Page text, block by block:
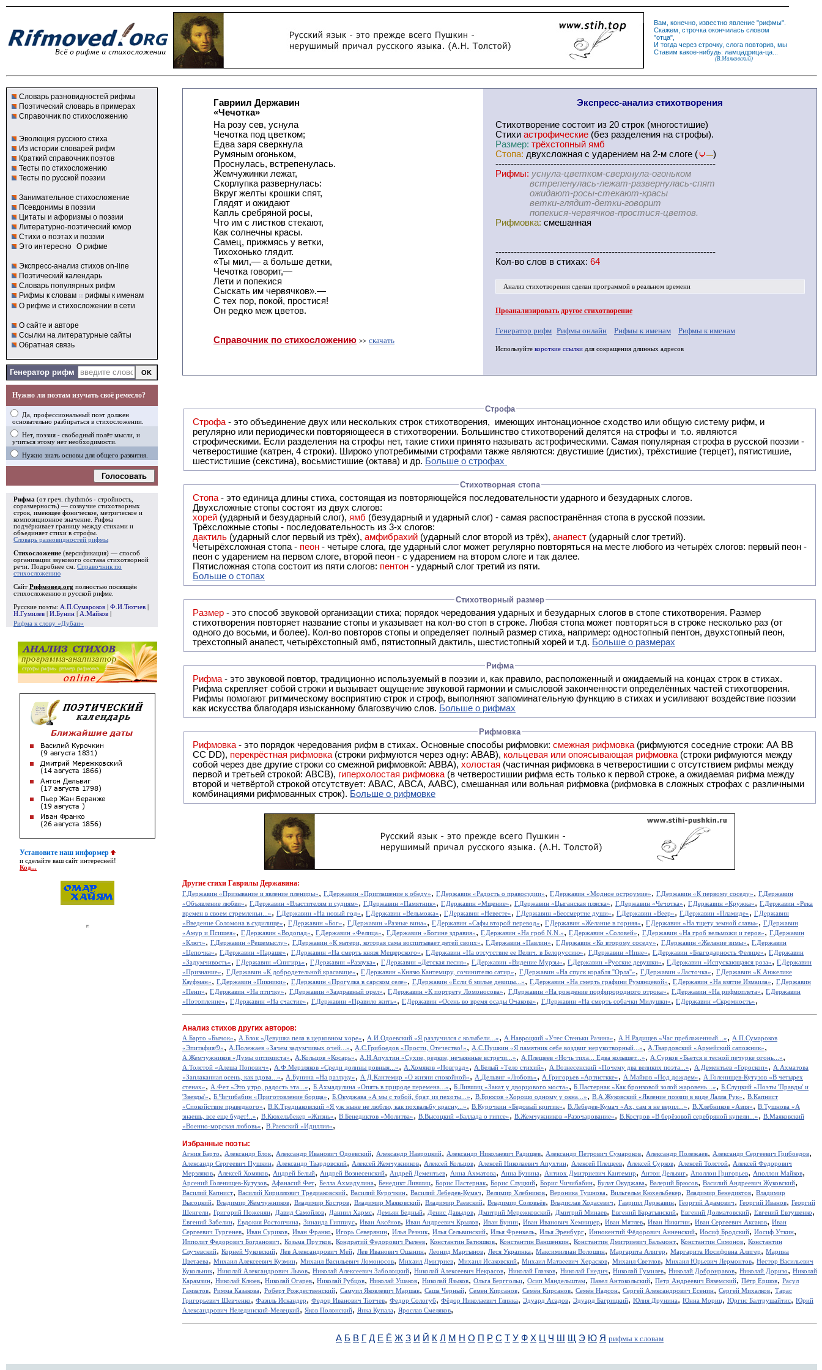
Вам, конечно, известно явление "рифмы".
Скажем, строчка окончилась словом
"отца",
И тогда через строчку, слога повторив, мы
Ставим какое-нибудь: ламцадрица-ца...
(В.Маяковский)
Словарь разновидностей рифмы
Поэтический словарь в примерах
Справочник по стихосложению
Эволюция русского стиха
Из истории словарей рифм
Краткий справочник поэтов
Тесты по стихосложению
Тесты по русской поэзии
Занимательное стихосложение
Псевдонимы в поэзии
Цитаты и афоризмы о поэзии
Литературно-поэтический юмор
Стихи о поэтах и поэзии
Это интересно О рифме
Экспресс-анализ стихов on-line
Поэтический календарь
Словарь популярных рифм
Рифмы к словам и рифмы к именам
О рифме и стихосложении в сети
О сайте и авторе
Ссылки на литературные сайты
Обратная связь
Генератор рифм
Нужно ли поэтам изучать своё ремесло?
Да, профессиональный поэт должен
основательно разбираться в стихосложении.
Нет, поэзия - свободный полёт мысли, и
учиться этому нет необходимости.
Нужно знать основы для общего развития.
Голосовать
Рифма (от греч. rhythmós - стройность,
соразмерность) — созвучие стихотворных
строк, имеющее фоническое, метрическое и
композиционное значение. Рифма
подчёркивает границу между стихами и
объединяет стихи в строфы
Словарь разновидностей рифмы
Стихосложение (версификация) — способ
организации звукового состава стихотворной
речи. Подробнее см. Справочник по
стихосложению
Сайт Рифмовед.org полностью посвящён
стихосложению и русской рифме.
Русские поэты: А.П.Сумароков Ф.И.Тютчев
Н.Гумилев
И.Бунин А.Майков
Рифма к слову «Дубаи»
Установите наш информер
и сделайте ваш сайт интересней!
Код...
Гавриил Державин
«Чечотка»
На розу сев, уснула
Чечотка под цветком;
Едва заря сверкнула
Румяным огоньком,
Проснулась, встрепенулась.
Жемчужинки лежат,
Скорлупка развернулась:
Вкруг желты крошки спят,
Глядят и ожидают
Капль сребряной росы,
Что им с листков стекают,
Как солнечны красы.
Самец, прижмясь у ветки,
Тихохонько глядит.
«Ты мил,— а больше детки,
Чечотка говорит,—
Лети и попекися
Сыскать им червячков».—
С тех пор, покой, простися!
Он редко меж цветов.
Справочник по стихосложению >> скачать
Экспресс-анализ стихотворения
Cтихотворение состоит из 20 строк (многостишие)
Стихи астрофические (без разделения на строфы).
Размер: трёхстопный ямб
Стопа: двухсложная с ударением на 2-м слоге ( —)
------------------------------------------------------------------------
Рифмы: уснула-цветком-сверкнула-огоньком
встрепенулась-лежат-развернулась-спят
ожидают-росы-стекают-красы
ветки-глядит-детки-говорит
попекися-червячков-простися-цветов.
Рифмовка: смешанная
------------------------------------------------------------------------
Кол-во слов в стихах: 64
Анализ стихотворениясделан программой в реальном времени
Проанализировать другое стихотворение
Генератор рифм Рифмы онлайн Рифмы к именам Рифмы к именам
Используйте короткие ссылки для сокращения длинных адресов
Строфа
Строфа - это объединение двух или нескольких строк стихотворения, имеющих интонационное сходство или общую систему рифм, и
регулярно или периодически повторяющееся в стихотворении. Большинство стихотворений делятся на строфы и т.о. являются
строфическими. Если разделения на строфы нет, такие стихи принято называть астрофическими. Самая популярная строфа в русской поэзии -
четверостишие (катрен, 4 строки). Широко употребимыми строфами также являются: двустишие (дистих), трёхстишие (терцет), пятистишие,
шестистишие (секстина), восьмистишие (октава) и др. Больше о строфах
Стихотворная стопа
Стопа - это единица длины стиха, состоящая из повторяющейся последовательности ударного и безударных слогов.
Двухсложные стопы состоят из двух слогов:
хорей (ударный и безударный слог), ямб (безударный и ударный слог) - самая распостранённая стопа в русской поэзии.
Трёхсложные стопы - последовательность из 3-х слогов:
дактиль (ударный слог первый из трёх), амфибрахий (ударный слог второй из трёх), анапест (ударный слог третий).
Четырёхсложная стопа - пеон - четыре слога, где ударный слог может регулярно повторяться на месте любого из четырёх слогов: первый пеон -
пеон с ударением на первом слоге, второй пеон - с ударением на втором слоге и так далее.
Пятисложная стопа состоит из пяти слогов: пентон - ударный слог третий из пяти.
Больше о стопах
Стихотворный размер
Размер - это способ звуковой организации стиха; порядок чередования ударных и безударных слогов в стопе стихотворения. Размер
стихотворения повторяет название стопы и указывает на кол-во стоп в строке. Любая стопа может повторяться в строке несколько раз (от
одного до восьми, и более). Кол-во повторов стопы и определяет полный размер стиха, например: одностопный пентон, двухстопный пеон,
трехстопный анапест, четырёхстопный ямб, пятистопный дактиль, шестистопный хорей и т.д. Больше о размерах
Рифма
Рифма
- это звуковой повтор, традиционно используемый в поэзии и, как правило, расположенный и ожидаемый на концах строк в стихах.
Рифма скрепляет собой строки и вызывает ощущение звуковой гармонии и смысловой законченности определённых частей стихотворения.
Рифмы помогают ритмическому восприятию строк и строф, выполняют запоминательную функцию в стихах и усиливают воздействие поэзии
как искусства благодаря изысканному благозвучию слов. Больше о рифмах
Рифмовка
Рифмовка - это порядок чередования рифм в стихах. Основные способы рифмовки: смежная рифмовка (рифмуются соседние строки: AA ВВ
СС DD), перекрёстная рифмовка (строки рифмуются через одну: ABAB), кольцевая или опоясывающая рифмовка (строки рифмуются между
собой через две другие строки со смежной рифмовкой: ABBA), холостая (частичная рифмовка в четверостишии с отсутствием рифмы между
первой и третьей строкой: АBCB), гиперхолостая рифмовка (в четверостишии рифма есть только к первой строке, а ожидаемая рифма между
второй и четвёртой строкой отсутствует: ABAC, ABCA, AABC), смешанная или вольная рифмовка (рифмовка в сложных строфах с различными
комбинациями рифмованных строк). Больше о рифмовке
Другие стихи Гаврилы Державина:
Г.Державин «Призывание и явление плениры», Г.Державин «Приглашение к обеду», Г.Державин «Радость о правосудии», Г.Державин «Модное остроумие», Г.Державин «К первому соседу», Г.Державин
«Объявление любви», Г.Державин «Властителям и судиям», Г.Державин «Памятник», Г.Державин «Мщение», Г.Державин «Цыганская пляска», Г.Державин «Чечотка», Г.Державин «Кружка», Г.Державин «Река
времен в своем стремленьи...», Г.Державин «На новый год», Г.Державин «Вельможа», Г.Державин «Невесте», Г.Державин «Бессмертие души», Г.Державин «Веер», Г.Державин «Пламиде», Г.Державин
«Введение Соломона в судилище», Г.Державин «Бог», Г.Державин «Разные вина», Г.Державин «Сафы второй перевод», Г.Державин «Желание в горняя», Г.Державин «На тщету земной славы», Г.Державин
«Амур и Псишея», Г.Державин «Водопад», Г.Державин «Фелица», Г.Державин «Богине здравия», Г.Державин «На гроб N.N.», Г.Державин «Соловей», Г.Державин «На гроб вельможи и героя», Г.Державин
«Ключ», Г.Державин «Решемыслу», Г.Державин «К матери, которая сама воспитывает детей своих», Г.Державин «Павлин», Г.Державин «Ко второму соседу», Г.Державин «Желание зимы», Г.Державин
«Цепочка», Г.Державин «Параше», Г.Державин «На смерть князя Мещерского», Г.Державин «На отсутствие ее Велич. в Белоруссию», Г.Державин «Нине», Г.Державин «Благодарность Фелице», Г.Державин
«Задумчивость», Г.Державин «Снигирь», Г.Державин «Разлука», Г.Державин «Детская песня», Г.Державин «Видение Мурзы», Г.Державин «Русские девушки», Г.Державин «Испускающаяся роза», Г.Державин
«Признание», Г.Державин «К добродетельной красавице», Г.Державин «Князю Кантемиру, сочинителю сатир», Г.Державин «На спуск корабля ''Орла''», Г.Державин «Ласточка», Г.Державин «К Анжелике
Кауфман», Г.Державин «Пикники», Г.Державин «Прогулка в сарском селе», Г.Державин «Если б милые девицы...», Г.Державин «На смерть графини Румянцевой», Г.Державин «На взятие Измаила», Г.Державин
«Пени», Г.Державин «На птичку», Г.Державин «Заздравный орел», Г.Державин «К портрету Ломоносова», Г.Державин «На рождение порфирородного отрока», Г.Державин «На рифмоплета», Г.Державин
«Потопление», Г.Державин «На счастие», Г.Державин «Правило жить», Г.Державин «Осень во время осады Очакова», Г.Державин «На смерть собачки Милушки», Г.Державин «Скромность»,
Анализ стихов других авторов:
А.Барто «Бычок», А.Блок «Девушка пела в церковном хоре», А.И.Одоевский «Я разлучился с колыбели...», А.Навроцкий «Утес Cтеньки Разина», А.Н.Радищев «Час преблаженный...», А.П.Сумароков
«Эпитафия/9», А.Полежаев «Зачем задумчивых очей...», А.С.Грибоедов «Прости, Отечество!», А.С.Пушкин «Я памятник себе воздвиг нерукотворный...», А.Твардовский «Армейский сапожник»,
А.Жемчужников «Думы оптимиста», А.Кольцов «Косарь», А.Н.Апухтин «Сухие, редкие, нечаянные встречи...», А.Плещеев «Ночь тиха... Едва колышет...», А.Сурков «Бьется в тесной печурке огонь...»,
А.Толстой «Алеша Попович», А.Ф.Мерзляков «Среди долины ровныя...», А.Хомяков «Новград», А.Белый «Тело стихий», А.Вознесенский «Почему два великих поэта...», А.Дементьев «Гороскоп», А.Ахматова
«Заплаканная осень, как вдова...», А.Бунина «На разлуку», А.Д.Кантемир «О жизни спокойной», А.Дельвиг «Любовь», А.Григорьев «Артисткке», А.Майков «Под дождем», А.Голенищев-Кутузов «В четырех
стенах», А.Фет «Это утро, радость эта...», Б.Ахмадулина «Опять в природе перемена...», Б.Лившиц «Закат у дворцового моста», Б.Пастернак «Как бронзовой золой жаровень...», Б.Слуцкий «Поэты 'Правды' и
'Звезды'», Б.Чичибабин «Приготовление борща», Б.Окуджава «А мы с тобой, брат, из пехоты...», В.Брюсов «Хорошо одному у окна...», В.А.Жуковский «Явление поэзии в виде Лалла Рук», В.Капнист
«Спокойствие праведного», В.К.Тредиаковский «Я уж ныне не люблю, как похвальбу красну...», В.Курочкин «Бедовый критик», В.Лебедев-Кумач «Ах, сам я не верил...», В.Хлебников «Азия», В.Тушнова «А
знаешь, все еще будет!..», В.Кюхельбекер «Жизнь», В.Бенедиктов «Молитва», В.Высоцкий «Баллада о гипсе», В.Жемчужников «Разочарование», В.Костров «В берёзовой серебряной купели...», В.Маяковский
«Военно-морская любовь», В.Раевский «Идиллия»,
Избранные поэты:
Агния Барто, Александр Блок, Александр Иванович Одоевский, Александр Навроцкий, Александр Николаевич Радищев, Александр Петрович Сумароков, Александр Полежаев, Александр Сергеевич Грибоедов,
Александр Сергеевич Пушкин, Александр Твардовский, Алексей Жемчужников, Алексей Кольцов, Алексей Николаевич Апухтин, Алексей Плещеев, Алексей Сурков, Алексей Толстой, Алексей Федорович
Мерзляков, Алексей Хомяков, Андрей Белый, Андрей Вознесенский, Андрей Дементьев, Анна Ахматова, Анна Бунина, Антиох Дмитриевич Кантемир, Антон Дельвиг, Аполлон Григорьев, Аполлон Майков,
Арсений Голенищев-Кутузов, Афанасий Фет, Белла Ахмадулина, Бенедикт Лившиц, Борис Пастернак, Борис Слуцкий, Борис Чичибабин, Булат Окуджава, Валерий Брюсов, Василий Андреевич Жуковский,
Василий Капнист, Василий Кириллович Тредиаковский, Василий Курочкин, Василий Лебедев-Кумач, Велимир Хлебников, Вероника Тушнова, Вильгельм Кюхельбекер, Владимир Бенедиктов, Владимир
Высоцкий, Владимир Жемчужников, Владимир Костров, Владимир Маяковский, Владимир Раевский, Владимир Соловьёв, Владислав Ходасевич, Гавриил Державин, Георгий Адамович, Георгий Иванов, Георгий
Шенгели, Григорий Поженян, Давид Самойлов, Даниил Хармс, Демьян Бедный, Денис Давыдов, Дмитрий Мережковский, Дмитрий Минаев, Евгений Баратынский, Евгений Долматовский, Евгений Евтушенко,
Евгений Забелин, Евдокия Ростопчина, Зинаида Гиппиус, Иван Аксёнов, Иван Андреевич Крылов, Иван Бунин, Иван Иванович Хемницер, Иван Мятлев, Иван Никитин, Иван Сергеевич Аксаков, Иван
Сергеевич Тургенев, Иван Суриков, Иван Франко, Игорь Северянин, Илья Резник, Илья Сельвинский, Илья Френкель, Илья Эренбург, Иннокентий Фёдорович Анненский, Иосиф Бродский, Иосиф Уткин,
Ипполит Федорович Богданович, Козьма Прутков, Кондратий Федорович Рылеев, Константин Батюшков, Константин Ваншенкин, Константин Дмитриевич Бальмонт, Константин Симонов, Константин
Случевский, Корней Чуковский, Лев Александрович Мей, Лев Иванович Ошанин, Леонид Мартынов, Леся Украинка, Максимилиан Волошин, Маргарита Алигер, Маргарита Иосифовна Алигер, Марина
Цветаева, Михаил Алексеевич Кузмин, Михаил Васильевич Ломоносов, Михаил Дмитриев, Михаил Исаковский, Михаил Матвеевич Херасков, Михаил Светлов, Михаил Юрьевич Лермонтов, Нестор Васильевич
Кукольник, Николай Александрович Львов, Николай Алексеевич Заболоцкий, Николай Алексеевич Некрасов, Николай Глазков, Николай Гнедич, Николай Гумилев, Николай Добронравов, Николай Доризо, Николай
Карамзин, Николай Клюев, Николай Огарев, Николай Рубцов, Николай Ушаков, Николай Языков, Ольга Берггольц, Осип Мандельштам, Павел Антокольский, Петр Андреевич Вяземский, Пётр Ершов, Расул
Гамзатов, Римма Казакова, Роберт Рождественский, Самуил Яковлевич Маршак, Саша Черный, Семен Кирсанов, Семён Кирсанов, Семён Надсон, Сергей Александрович Есенин, Сергей Михалков, Тарас
Григорьевич Шевченко, Фазиль Искандер, Федор Иванович Тютчев, Федор Сологуб, Фёдор Николаевич Глинка, Эдуард Асадов, Эдуард Багрицкий, Юлия Друнина, Юнна Мориц, Юргис Балтрушайтис, Юрий
Александрович Нелединский-Мелецкий, Яков Полонский, Янка Купала, Ярослав Смеляков,
А Б В Г Д Е Ё Ж З И Й К Л М Н О П Р С Т У Ф Х Ц Ч Ш Щ Э Ю Я рифмы к словам